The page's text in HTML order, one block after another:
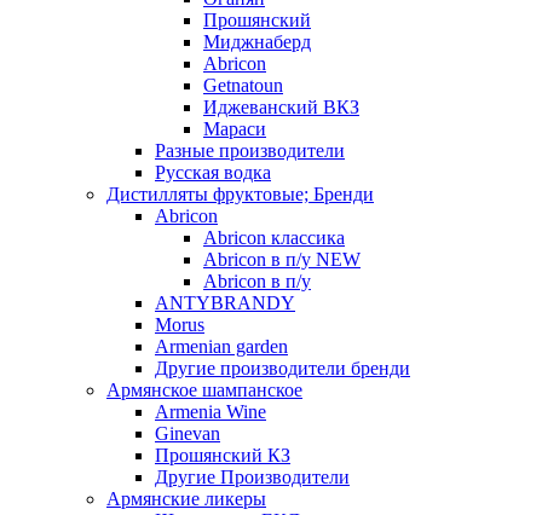
Прошянский
Миджнаберд
Abricon
Getnatoun
Иджеванский ВКЗ
Мараси
Разные производители
Русская водка
Дистилляты фруктовые; Бренди
Abricon
Abricon классика
Abricon в п/у NEW
Abricon в п/у
ANTYBRANDY
Morus
Armenian garden
Другие производители бренди
Армянское шампанское
Armenia Wine
Ginevan
Прошянский КЗ
Другие Производители
Армянские ликеры